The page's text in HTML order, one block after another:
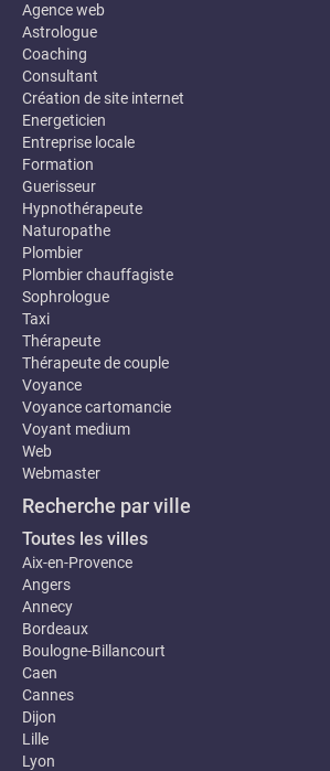
Agence web
Astrologue
Coaching
Consultant
Création de site internet
Energeticien
Entreprise locale
Formation
Guerisseur
Hypnothérapeute
Naturopathe
Plombier
Plombier chauffagiste
Sophrologue
Taxi
Thérapeute
Thérapeute de couple
Voyance
Voyance cartomancie
Voyant medium
Web
Webmaster
Recherche par ville
Toutes les villes
Aix-en-Provence
Angers
Annecy
Bordeaux
Boulogne-Billancourt
Caen
Cannes
Dijon
Lille
Lyon